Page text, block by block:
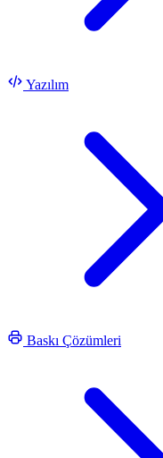
Yazılım
Baskı Çözümleri